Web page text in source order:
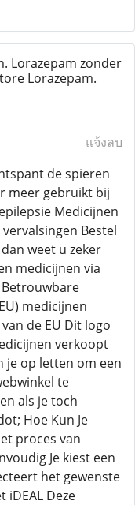
Lorazepam zonder
Lorazepam.
แจ้งลบ
de spieren
meer gebruikt bij
Medicijnen
Bestel
weet u zeker
medicijnen via
medicijnen
de EU Dit logo
verkoopt
je op letten om een
te
als je toch
Hoe Kun Je
proces van
Je kiest een
het gewenste
Deze